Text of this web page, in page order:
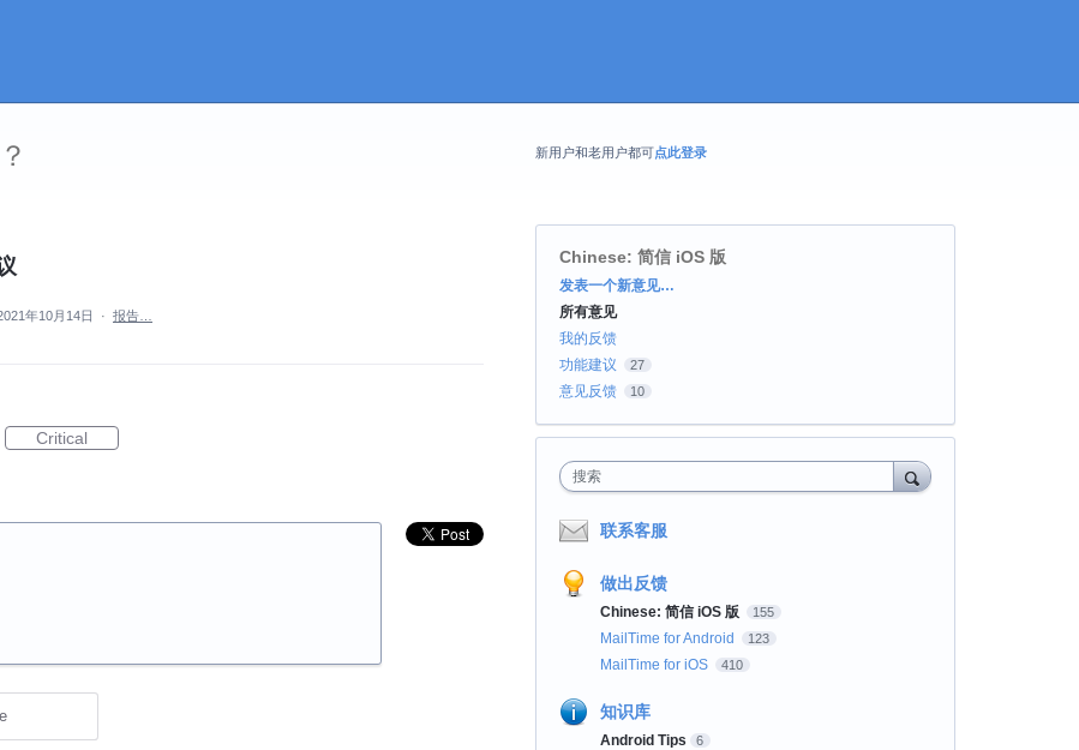
年10月14日 · 报告…
Critical
新用户和老用户都可点此登录
Chinese: 简信 iOS 版
分
发表一个新意见…
所有意见
我的反馈
功能建议
27
意见反馈 10
搜索
联系客服
做出反馈
Chinese: 简信 iOS 版 155
MailTime for Android 123
MailTime for iOS 410
知识库
Android Tips 6